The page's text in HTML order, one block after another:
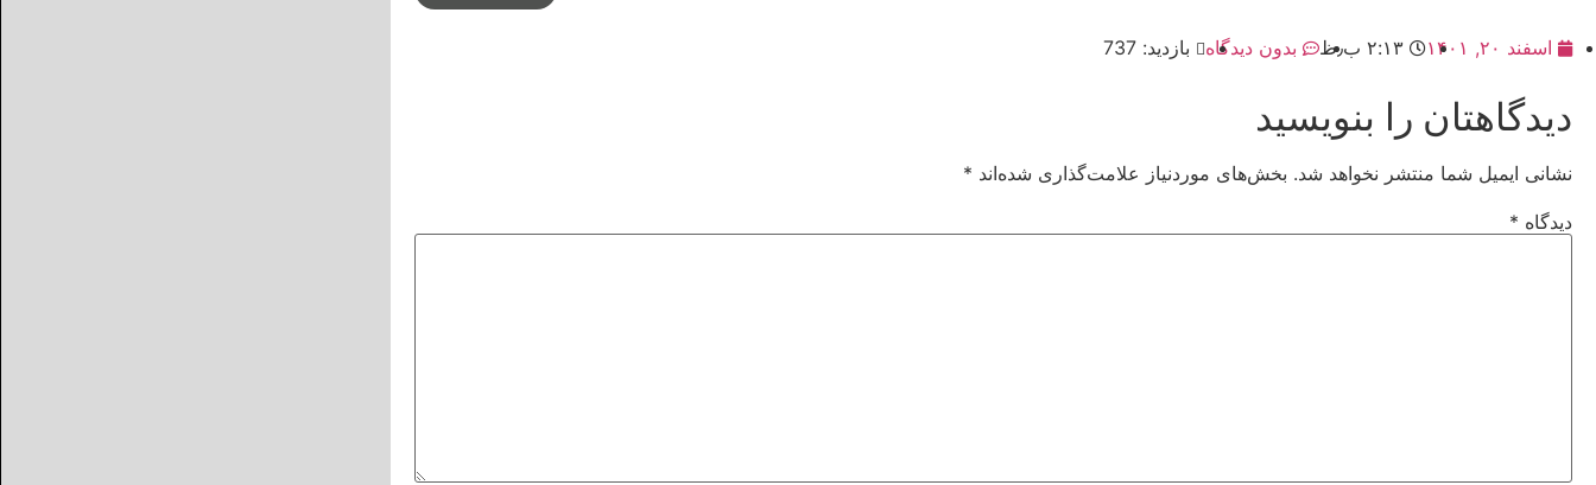
اسفند ۲۰, ۱۴۰۱ ۲:۱۳ ب٫ظ بدون دیدگاه بازدید: 737
دیدگاهتان را بنویسید
نشانی ایمیل شما منتشر نخواهد شد. بخش‌های موردنیاز علامت‌گذاری شده‌اند *
دیدگاه *